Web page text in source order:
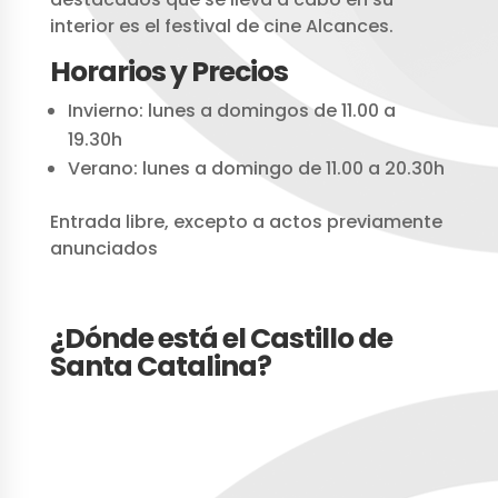
interior es el festival de cine Alcances.
Horarios y Precios
Invierno: lunes a domingos de 11.00 a
19.30h
Verano: lunes a domingo de 11.00 a 20.30h
Entrada libre, excepto a actos previamente
anunciados
¿Dónde está el Castillo de
Santa Catalina?